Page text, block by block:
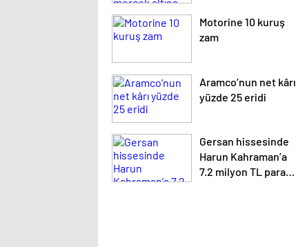
Motorine 10 kuruş
zam
Aramco’nun net kârı
yüzde 25 eridi
Gersan hissesinde
Harun Kahraman’a
7.2 milyon TL para